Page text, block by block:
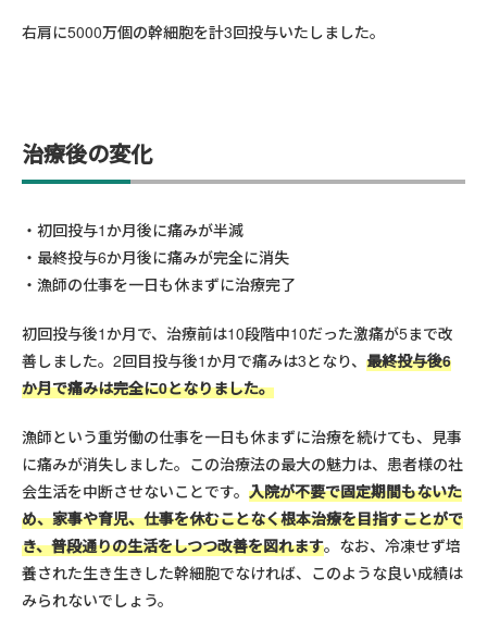
右肩に5000万個の幹細胞を計3回投与いたしました。
治療後の変化
初回投与1か月後に痛みが半減
最終投与6か月後に痛みが完全に消失
漁師の仕事を一日も休まずに治療完了
初回投与後1か月で、治療前は10段階中10だった激痛が5まで改
善しました。2回目投与後1か月で痛みは3となり、 最終投与後6
か月で痛みは完全に0となりました。
漁師という重労働の仕事を一日も休まずに治療を続けても、見事
に痛みが消失しました。この治療法の最大の魅力は、患者様の社
会生活を中断させないことです。 入院が不要で固定期間もないた
め、家事や育児、仕事を休むことなく根本治療を目指すことがで
き、普段通りの生活をしつつ改善を図れます。なお、冷凍せず培
養された生き生きした幹細胞でなければ、このような良い成績は
みられないでしょう。